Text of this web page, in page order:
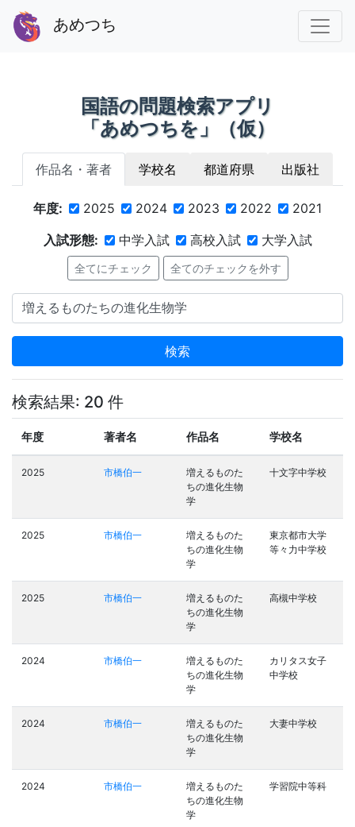
あめつち
国語の問題検索アプリ
「あめつちを」（仮）
作品名・著者 学校名 都道府県 出版社
年度: 2025 2024 2023 2022
2021
入試形態:
中学入試 高校入試 大学入試
全てにチェック 全てのチェックを外す
検索
検索結果: 20 件
年度 著者名 作品名 学校名
2025 市橋伯一
増えるものた
ちの進化生物
学
十文字中学校
2025 市橋伯一
増えるものた
ちの進化生物
学
東京都市大学
等々力中学校
2025 市橋伯一
増えるものた
ちの進化生物
学
高槻中学校
2024 市橋伯一
増えるものた
ちの進化生物
学
カリタス女子
中学校
2024 市橋伯一
増えるものた
ちの進化生物
学
大妻中学校
2024 市橋伯一
増えるものた
ちの進化生物
学
学習院中等科